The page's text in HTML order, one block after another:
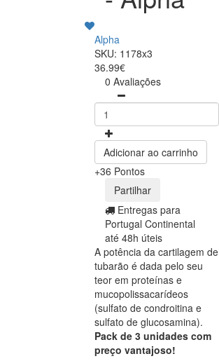
Alpha
SKU: 1178x3
36.99€
0 Avaliações
Adicionar ao carrinho
+36 Pontos
Partilhar
Entregas para
Portugal Continental
até 48h úteis
A potência da cartilagem de
tubarão é dada pelo seu
teor em proteínas e
mucopolissacarídeos
(sulfato de condroitina e
sulfato de glucosamina).
Pack de 3 unidades com
preço vantajoso!